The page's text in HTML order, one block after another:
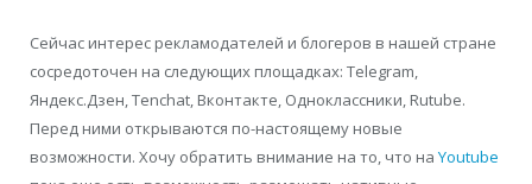
Сейчас интерес рекламодателей и блогеров в нашей стране
сосредоточен на следующих площадках: Telegram,
Яндекс.Дзен, Tenchat, Вконтакте, Одноклассники, Rutube.
Перед ними открываются по-настоящему новые
возможности. Хочу обратить внимание на то, что на Youtube